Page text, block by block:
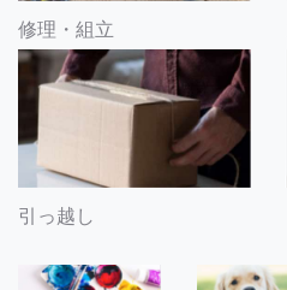
修理・組立
引っ越し